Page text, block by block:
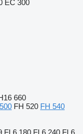
EC 300
660
FH 520 FH 540
FL6 180 FL6 240 FL6